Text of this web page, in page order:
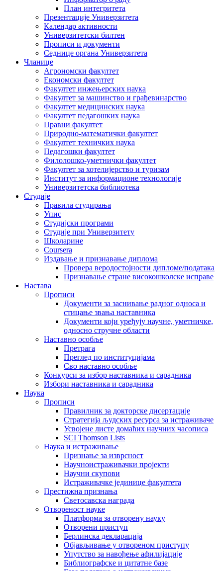
План интегритета
Презентације Универзитета
Календар активности
Универзитетски билтен
Прописи и документи
Седнице органа Универзитета
Чланице
Агрономски факултет
Економски факултет
Факултет инжењерских наука
Факултет за машинство и грађевинарство
Факултет медицинских наука
Факултет педагошких наука
Правни факултет
Природно-математички факултет
Факултет техничких наука
Педагошки факултет
Филолошко-уметнички факултет
Факултет за хотелијерство и туризам
Институт за информационе технологије
Универзитетска библиотека
Студије
Правила студирања
Упис
Студијски програми
Студије при Универзитету
Школарине
Coursera
Издавање и признавање диплома
Провера веродостојности дипломе/података
Признавање стране високошколске исправе
Настава
Прописи
Документи за заснивање радног односа и
стицање звања наставника
Документи који уређују научне, уметничке,
односно стручне области
Наставно особље
Претрага
Преглед по институцијама
Сво наставно особље
Конкурси за избор наставника и сарадника
Избори наставника и сарадника
Наука
Прописи
Правилник за докторске дисертације
Стратегија људских ресурса за истраживаче
Усвојене листе домаћих научних часописа
SCI Thomson Lists
Наука и истраживање
Признање за изврсност
Научноистраживачки пројекти
Научни скупови
Истраживачке јединице факултета
Престижна признања
Светосавска награда
Отвореност науке
Платформа за отворену науку
Отворени приступ
Берлинска декларација
Објављивање у отвореном приступу
Упутство за навођење афилијације
Библиографске и цитатне базе